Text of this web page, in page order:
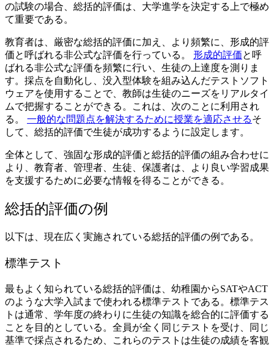
の試験の場合、総括的評価は、大学進学を決定する上で極め
て重要である。
教育者は、厳密な総括的評価に加え、より頻繁に、形成的評
価と呼ばれる非公式な評価を行っている。 形成的評価と呼
ばれる非公式な評価を頻繁に行い、生徒の上達度を測りま
す。採点を自動化し、没入型体験を組み込んだテストソフト
ウェアを使用することで、教師は生徒のニーズをリアルタイ
ムで把握することができる。これは、次のことに利用され
る。 一般的な問題点を解決するために授業を適応させるそ
して、総括的評価で生徒が成功するように設定します。
全体として、強固な形成的評価と総括的評価の組み合わせに
より、教育者、管理者、生徒、保護者は、より良い学習成果
を支援するために必要な情報を得ることができる。
総括的評価の例
以下は、現在広く実施されている総括的評価の例である。
標準テスト
最もよく知られている総括的評価は、幼稚園からSATやACT
のような大学入試まで使われる標準テストである。標準テス
トは通常、学年度の終わりに生徒の知識を総合的に評価する
ことを目的としている。全員が全く同じテストを受け、同じ
基準で採点されるため、これらのテストは生徒の成績を客観